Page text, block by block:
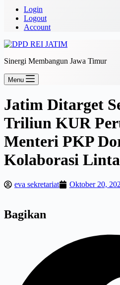
Login
Logout
Account
Sinergi Membangun Jawa Timur
Menu
Jatim Ditarget
Triliun KUR
Menteri PKP
Kolaborasi
eva sekretariat Oktober 20,
Bagikan